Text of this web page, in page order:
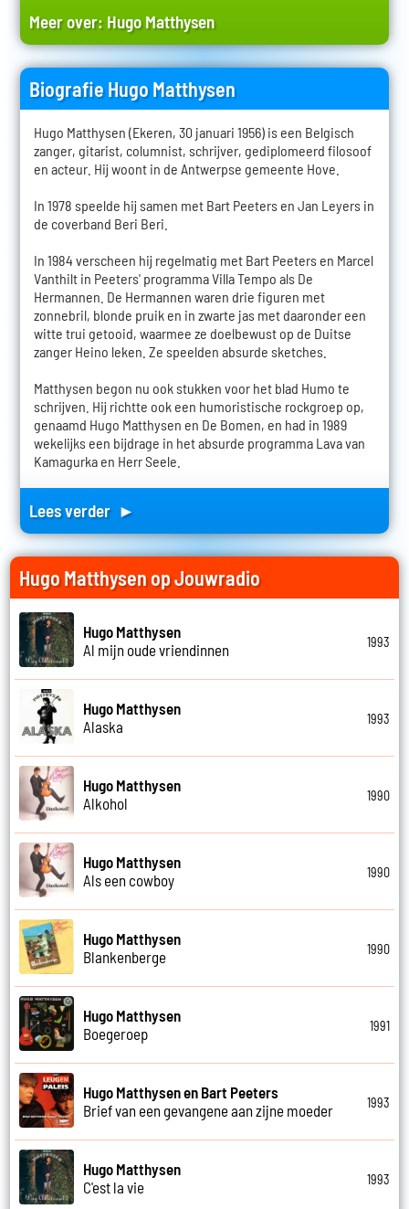
Meer over: Hugo Matthysen
Biografie Hugo Matthysen
Hugo Matthysen (Ekeren, 30 januari 1956) is een Belgisch
zanger, gitarist, columnist, schrijver, gediplomeerd filosoof
en acteur. Hij woont in de Antwerpse gemeente Hove.
In 1978 speelde hij samen met Bart Peeters en Jan Leyers in
de coverband Beri Beri.
In 1984 verscheen hij regelmatig met Bart Peeters en Marcel
Vanthilt in Peeters' programma Villa Tempo als De
Hermannen. De Hermannen waren drie figuren met
zonnebril, blonde pruik en in zwarte jas met daaronder een
witte trui getooid, waarmee ze doelbewust op de Duitse
zanger Heino leken. Ze speelden absurde sketches.
Matthysen begon nu ook stukken voor het blad Humo te
schrijven. Hij richtte ook een humoristische rockgroep op,
genaamd Hugo Matthysen en De Bomen, en had in 1989
wekelijks een bijdrage in het absurde programma Lava van
Kamagurka en Herr Seele.
Lees verder ►
Hugo Matthysen op Jouwradio
Hugo Matthysen
Al mijn oude vriendinnen
1993
Hugo Matthysen
Alaska
1993
Hugo Matthysen
Alkohol
1990
Hugo Matthysen
Als een cowboy
1990
Hugo Matthysen
Blankenberge
1990
Hugo Matthysen
Boegeroep
1991
Hugo Matthysen en Bart Peeters
Brief van een gevangene aan zijne moeder
1993
Hugo Matthysen
C'est la vie
1993